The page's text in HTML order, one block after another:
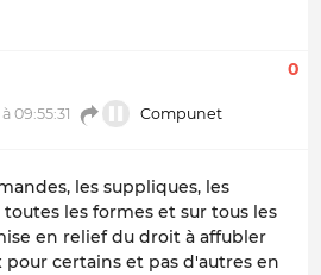
09:55:31 Compunet
0
les suppliques, les
les formes et sur tous les
en relief du droit à affubler
pour certains et pas d'autres en